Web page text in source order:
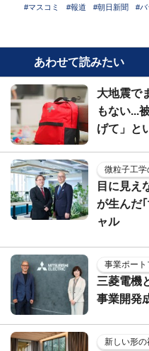
#マスコミ #報道 #朝日新聞 #バ
あわせて読みたい
大地震で
もない...
げて」と
微粒子工学
目に見え
が生んだ
ャル
事業ポー
三菱電機
事業開発
新しい形の